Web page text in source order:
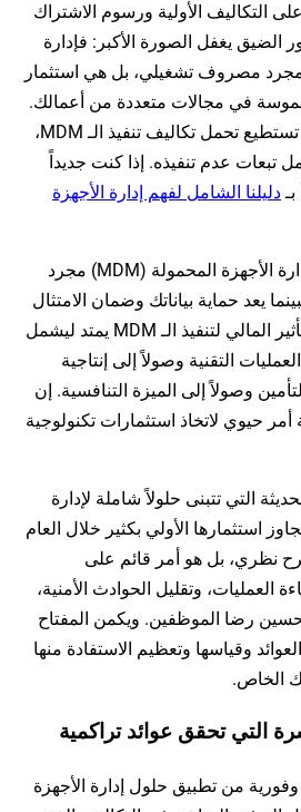
الأولية ورسوم الاشتراك
الضيق يغفل الصورة الأكبر: فإدارة
مصروف تشغيلي، بل هي استثمار
في مجالات متعددة من أعمالك.
والسؤال ليس ما إذا كنت تستطيع تحمل تكاليف تنفيذ الـ MDM،
تبعات عدم تنفيذه. إذا كنت جديداً
دليلنا الشامل لفهم إدارة الأجهزة
تتجاوز القيمة الحقيقية لإدارة الأجهزة المحمولة (MDM) مجرد
يعد حماية بياناتك وضمان الامتثال
أمراً بالغ الأهمية، إلا أن التأثير المالي لتنفيذ الـ MDM يمتد ليشمل
التقنية وصولاً إلى إنتاجية
وصولاً إلى الميزة التنافسية. إن
أمر حيوي لاتخاذ استثمارات تكنولوجية
التي تتبنى حلولاً شاملة لإدارة
استثمارها الأولي بكثير خلال العام
نظري، بل هو أمر قائم على
وتقليل الحوادث الأمنية،
رضا الموظفين. ويكمن المفتاح
وقياسها وتعظيم الاستفادة منها
الخاص.
التي تحقق عوائد تراكمية
وفورية من تطبيق حلول إدارة الأجهزة